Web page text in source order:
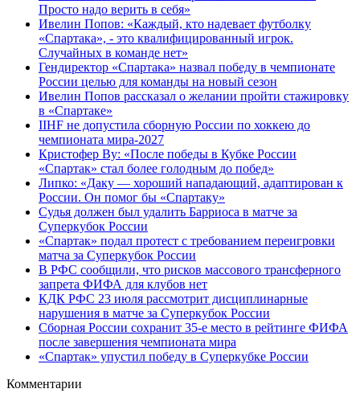
Просто надо верить в себя»
Ивелин Попов: «Каждый, кто надевает футболку
«Спартака», - это квалифицированный игрок.
Случайных в команде нет»
Гендиректор «Спартака» назвал победу в чемпионате
России целью для команды на новый сезон
Ивелин Попов рассказал о желании пройти стажировку
в «Спартаке»
IIHF не допустила сборную России по хоккею до
чемпионата мира‑2027
Кристофер Ву: «После победы в Кубке России
«Спартак» стал более голодным до побед»
Липко: «Даку — хороший нападающий, адаптирован к
России. Он помог бы «Спартаку»
Судья должен был удалить Барриоса в матче за
Суперкубок России
«Спартак» подал протест с требованием переигровки
матча за Суперкубок России
В РФС сообщили, что рисков массового трансферного
запрета ФИФА для клубов нет
КДК РФС 23 июля рассмотрит дисциплинарные
нарушения в матче за Суперкубок России
Сборная России сохранит 35-е место в рейтинге ФИФА
после завершения чемпионата мира
«Спартак» упустил победу в Суперкубке России
Комментарии